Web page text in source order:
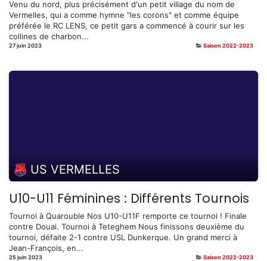
Venu du nord, plus précisément d'un petit village du nom de
Vermelles, qui a comme hymne "les corons" et comme équipe
préférée le RC LENS, ce petit gars a commencé à courir sur les
collines de charbon...
27 juin 2023 Saison 2022-2023
US VERMELLES
U10-U11 Féminines : Différents Tournois
Tournoi à Quarouble Nos U10-U11F remporte ce tournoi ! Finale
contre Douai. Tournoi à Teteghem ​Nous finissons deuxième du
tournoi, défaite 2-1 contre USL Dunkerque. Un grand merci à
Jean-François, en...
25 juin 2023 Saison 2022-2023